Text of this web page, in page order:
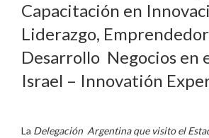
Capacitación en
Liderazgo,
Desarrollo Negocios en
Israel – Innovatión
La Delegación Argentina que visito el